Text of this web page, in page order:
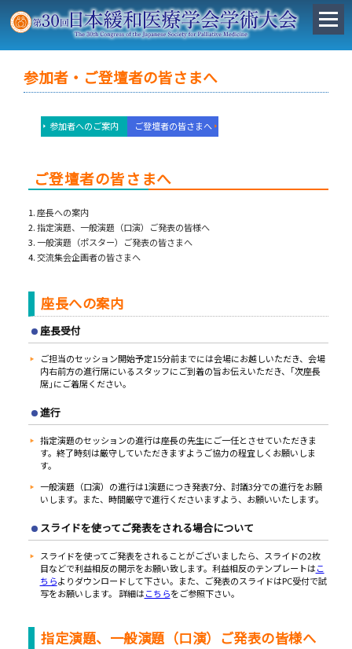
参加者・ご登壇者の皆さまへ
参加者へのご案内 ご登壇者の皆さまへ
ご登壇者の皆さまへ
座長への案内
指定演題、一般演題（口演）ご発表の皆様へ
一般演題（ポスター）ご発表の皆さまへ
交流集会企画者の皆さまへ
座長への案内
座長受付
ご担当のセッション開始予定15分前までには会場にお越しいただき、会場
内右前方の進行席にいるスタッフにご到着の旨お伝えいただき、｢次座長
席｣にご着席ください。
進行
指定演題のセッションの進行は座長の先生にご一任とさせていただきま
す。終了時刻は厳守していただきますようご協力の程宜しくお願いしま
す。
一般演題（口演）の進行は1演題につき発表7分、討議3分での進行をお願
いします。また、時間厳守で進行くださいますよう、お願いいたします。
スライドを使ってご発表をされる場合について
スライドを使ってご発表をされることがございましたら、スライドの2枚
目などで利益相反の開示をお願い致します。利益相反のテンプレートはこ
ちらよりダウンロードして下さい。また、ご発表のスライドはPC受付で試
写をお願いします。 詳細はこちらをご参照下さい。
指定演題、一般演題（口演）ご発表の皆様へ